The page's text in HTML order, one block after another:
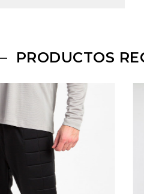
PRODUCTOS